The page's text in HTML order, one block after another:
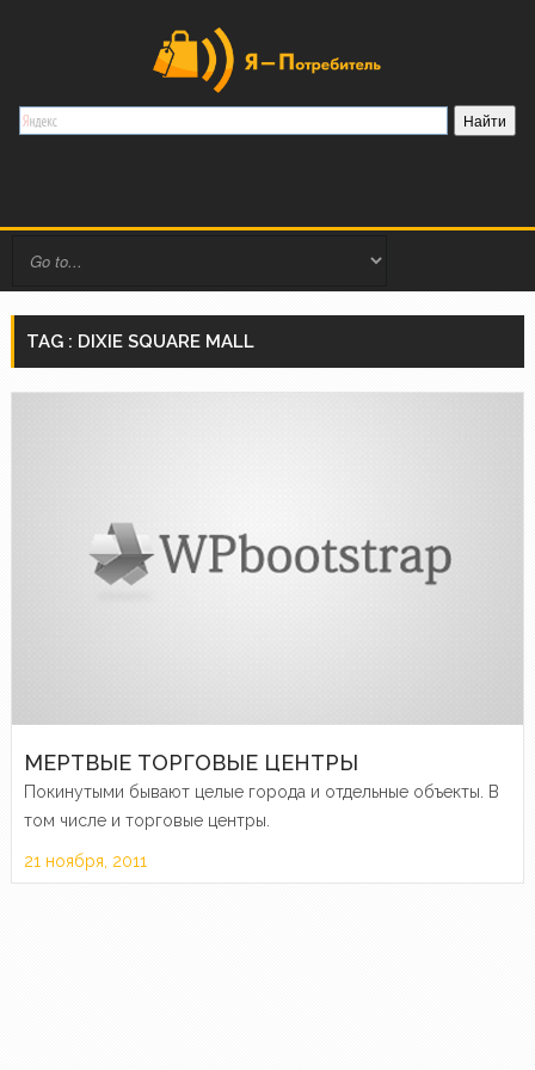
TAG : DIXIE SQUARE MALL
МЕРТВЫЕ ТОРГОВЫЕ ЦЕНТРЫ
Покинутыми бывают целые города и отдельные объекты. В
том числе и торговые центры.
21 ноября, 2011